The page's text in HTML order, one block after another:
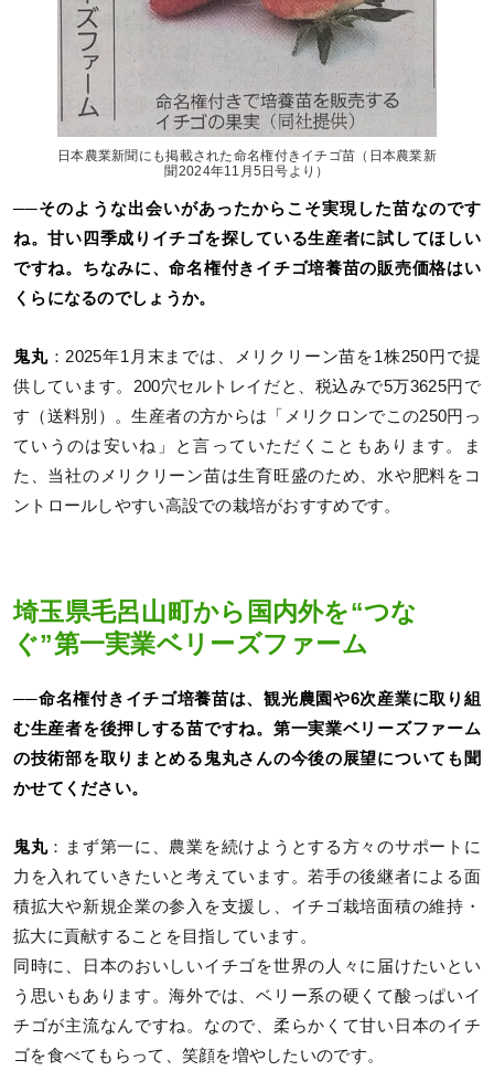
日本農業新聞にも掲載された命名権付きイチゴ苗（日本農業新
聞2024年11月5日号より）
──そのような出会いがあったからこそ実現した苗なのです
ね。甘い四季成りイチゴを探している生産者に試してほしい
ですね。ちなみに、命名権付きイチゴ培養苗の販売価格はい
くらになるのでしょうか。
鬼丸：2025年1月末までは、メリクリーン苗を1株250円で提
供しています。200穴セルトレイだと、税込みで5万3625円で
す（送料別）。生産者の方からは「メリクロンでこの250円っ
ていうのは安いね」と言っていただくこともあります。ま
た、当社のメリクリーン苗は生育旺盛のため、水や肥料をコ
ントロールしやすい高設での栽培がおすすめです。
埼玉県毛呂山町から国内外を“つな
ぐ”第一実業ベリーズファーム
──命名権付きイチゴ培養苗は、観光農園や6次産業に取り組
む生産者を後押しする苗ですね。第一実業ベリーズファーム
の技術部を取りまとめる鬼丸さんの今後の展望についても聞
かせてください。
鬼丸：まず第一に、農業を続けようとする方々のサポートに
力を入れていきたいと考えています。若手の後継者による面
積拡大や新規企業の参入を支援し、イチゴ栽培面積の維持・
拡大に貢献することを目指しています。
同時に、日本のおいしいイチゴを世界の人々に届けたいとい
う思いもあります。海外では、ベリー系の硬くて酸っぱいイ
チゴが主流なんですね。なので、柔らかくて甘い日本のイチ
ゴを食べてもらって、笑顔を増やしたいのです。